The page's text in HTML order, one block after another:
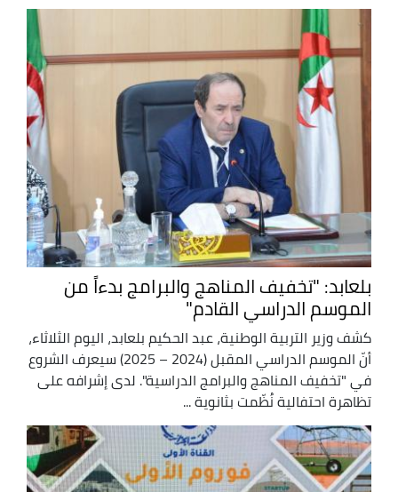
بلعابد: "تخفيف المناهج والبرامج بدءاً من
الموسم الدراسي القادم"
كشف وزير التربية الوطنية، عبد الحكيم بلعابد، اليوم الثلاثاء،
أنّ الموسم الدراسي المقبل (2024 – 2025) سيعرف الشروع
في "تخفيف المناهج والبرامج الدراسية". لدى إشرافه على
تظاهرة احتفالية نُظّمت بثانوية ...